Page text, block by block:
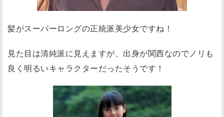
髪がスーパーロングの正統派美少女ですね！
見た目は清純派に見えますが、出身が関西なのでノリも
良く明るいキャラクターだったそうです！